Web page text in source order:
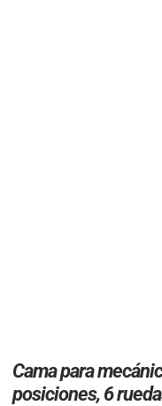
Cama para
posiciones, 6